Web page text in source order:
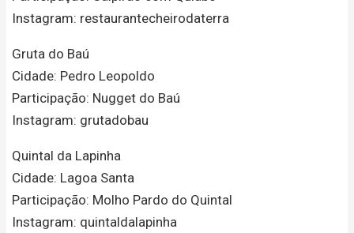
Instagram: restaurantecheirodaterra
Gruta do Baú
Cidade: Pedro Leopoldo
Participação: Nugget do Baú
Instagram: grutadobau
Quintal da Lapinha
Cidade: Lagoa Santa
Participação: Molho Pardo do Quintal
Instagram: quintaldalapinha